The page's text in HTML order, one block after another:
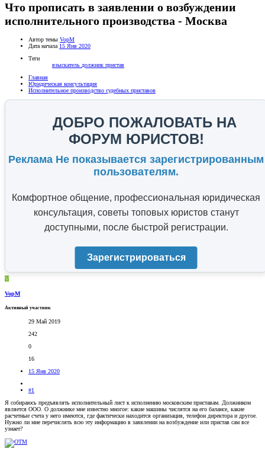
Что прописать в заявлении о возбуждении
исполнительного производства - Москва
Автор темы VopM
Дата начала 15 Янв 2020
Теги
взыскатель должник пристав
Главная
Юридическая консультация
Исполнительное производство судебных приставов
ДОБРО ПОЖАЛОВАТЬ НА
ФОРУМ ЮРИСТОВ!
Реклама Не показывается зарегистрированным
пользователям.
Комфортное общение, профессиональная юридическая
консультация, советы топовых юристов станут
доступными, после быстрой регистрации.
Зарегистрироваться
V
VopM
Активный участник
29 Май 2019
242
0
16
15 Янв 2020
#1
Я собираюсь предъявлять исполнительный лист к исполнению московским приставам. Должником
является ООО. О должнике мне известно многое: какие машины числятся на его балансе, какие
расчетные счета у него имеются, где фактически находится организация, телефон директора и другое.
Нужно ли мне перечислять всю эту информацию в заявлении на возбуждение или пристав сам все
узнает?